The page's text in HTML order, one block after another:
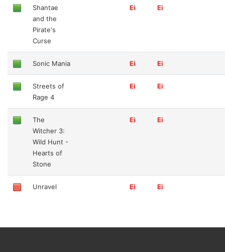
Shantae
and the
Pirate's
Curse
Ei Ei
Sonic Mania Ei Ei
Streets of
Rage 4
Ei Ei
The
Witcher 3:
Wild Hunt -
Hearts of
Stone
Ei Ei
Unravel Ei Ei